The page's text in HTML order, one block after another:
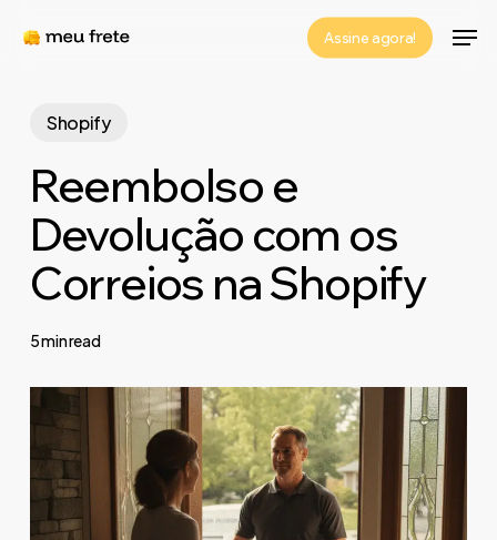
content
Assine agora!
Shopify
Reembolso e
Devolução com os
Correios na Shopify
5 min read